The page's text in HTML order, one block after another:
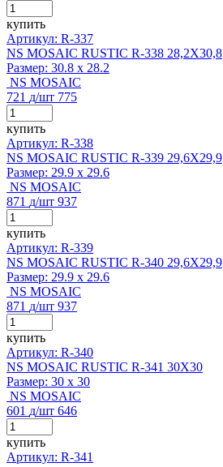
купить
Артикул: R-337
NS MOSAIC RUSTIC R-338 28,2X30,8
Размер: 30.8 x 28.2
NS MOSAIC
721 д/шт 775
купить
Артикул: R-338
NS MOSAIC RUSTIC R-339 29,6X29,9
Размер: 29.9 x 29.6
NS MOSAIC
871 д/шт 937
купить
Артикул: R-339
NS MOSAIC RUSTIC R-340 29,6X29,9
Размер: 29.9 x 29.6
NS MOSAIC
871 д/шт 937
купить
Артикул: R-340
NS MOSAIC RUSTIC R-341 30X30
Размер: 30 x 30
NS MOSAIC
601 д/шт 646
купить
Артикул: R-341